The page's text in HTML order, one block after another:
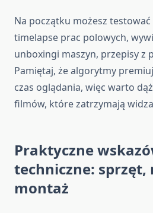
Na początku możesz
timelapse prac polowych,
unboxingi maszyn, przepisy z
Pamiętaj, że algorytmy
czas oglądania, więc warto
filmów, które zatrzymają widza
Praktyczne
techniczne: sprzęt,
montaż